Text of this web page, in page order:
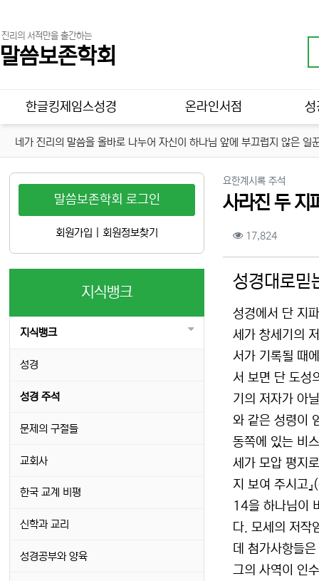
진리의 서적만을 출간하는
말씀보존학회
메인 메뉴
한글킹제임스성경 온라인서점 성
네가 진리의 말씀을 올바로 나누어 자신이 하나님 앞에 부끄럽지 않은
요한계시록 주석
사라진 두 지
컨텐츠 정보
17,824조회
성경대로믿
성경에서 단 지
세가 창세기의
서가 기록될 때
서 보면 단 도성
기의 저자가 아
와 같은 성령이
동쪽에 있는 비
세가 모압 평지
지 보여 주시고
14을 하나님이
다. 모세의 저작
데 첨가사항들
그의 사역이 인
말씀보존학회 로그인
회원가입 회원정보찾기
지식뱅크
지식뱅크
성경
성경 주석
문제의 구절들
교회사
한국 교계 비평
신학과 교리
성경공부와 양육